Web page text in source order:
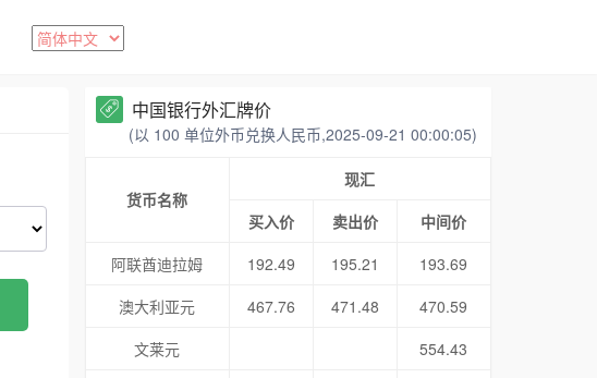
中国银行外汇牌价
(以 100 单位外币兑换人民币,2025-09-21 00:00:05)
货币名称
现汇
买入价
卖出价
中间价
阿联酋迪拉姆
192.49 195.21
193.69
澳大利亚元
467.76 471.48
470.59
文莱元
554.43